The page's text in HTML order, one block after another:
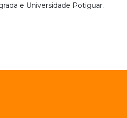
e Universidade Potiguar.